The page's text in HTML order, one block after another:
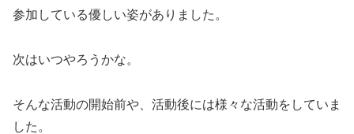
参加している優しい姿がありました。
次はいつやろうかな。
そんな活動の開始前や、活動後には様々な活動をしていま
した。